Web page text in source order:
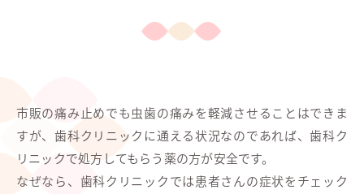
市販の痛み止めでも虫歯の痛みを軽減させることはできま
すが、歯科クリニックに通える状況なのであれば、歯科ク
リニックで処方してもらう薬の方が安全です。
なぜなら、歯科クリニックでは患者さんの症状をチェック